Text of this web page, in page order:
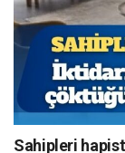
Sahipleri